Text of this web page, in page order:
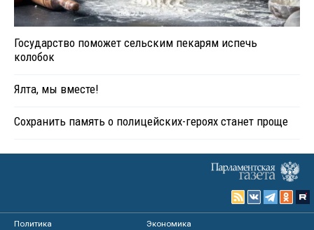
Государство поможет сельским пекарям испечь
колобок
Ялта, мы вместе!
Сохранить память о полицейских-героях станет проще
Политика
Экономика